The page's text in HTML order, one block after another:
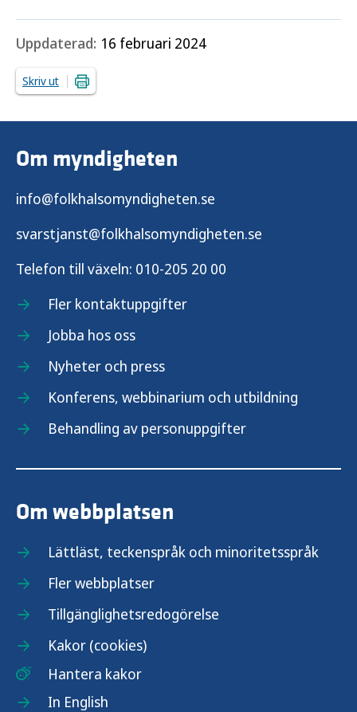
Uppdaterad: 16 februari 2024
Skriv ut
Om myndigheten
info@folkhalsomyndigheten.se
svarstjanst@folkhalsomyndigheten.se
Telefon till växeln: 010-205 20 00
Fler kontaktuppgifter
Jobba hos oss
Nyheter och press
Konferens, webbinarium och utbildning
Behandling av personuppgifter
Om webbplatsen
Lättläst, teckenspråk och minoritetsspråk
Fler webbplatser
Tillgänglighetsredogörelse
Kakor (cookies)
Hantera kakor
In English